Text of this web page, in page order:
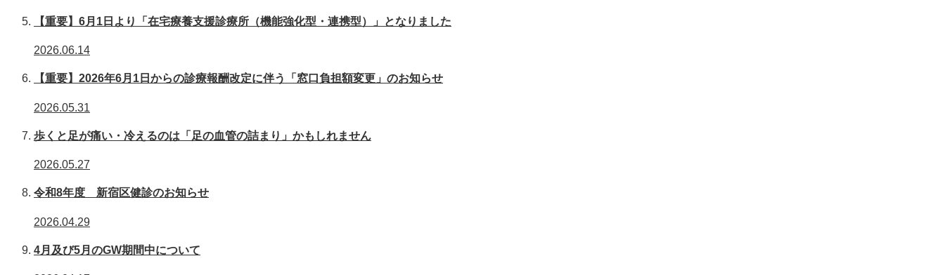
【重要】6月1日より「在宅療養支援診療所（機能強化型・連携型）」となりました
2026.06.14
【重要】2026年6月1日からの診療報酬改定に伴う「窓口負担額変更」のお知らせ
2026.05.31
歩くと足が痛い・冷えるのは「足の血管の詰まり」かもしれません
2026.05.27
令和8年度 新宿区健診のお知らせ
2026.04.29
4月及び5月のGW期間中について